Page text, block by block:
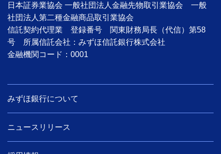
日本証券業協会 一般社団法人金融先物取引業協会 一般
社団法人第二種金融商品取引業協会
信託契約代理業 登録番号 関東財務局長（代信）第58
号 所属信託会社：みずほ信託銀行株式会社
金融機関コード：0001
みずほ銀行について
ニュースリリース